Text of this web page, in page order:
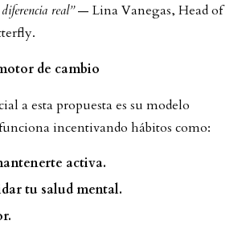
real”— Lina Vanegas, Head of
de cambio
a esta propuesta es su modelo
incentivando hábitos como:
activa.
tu salud mental.